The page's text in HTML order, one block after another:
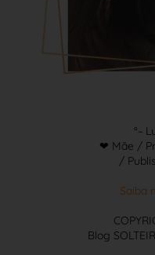
°~
❤ Mãe /
/
Saiba
Blog